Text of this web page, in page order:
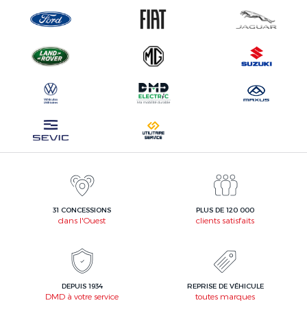
31 CONCESSIONS
dans l'Ouest
PLUS DE 120 000
clients satisfaits
DEPUIS 1934
DMD à votre service
REPRISE DE VÉHICULE
toutes marques